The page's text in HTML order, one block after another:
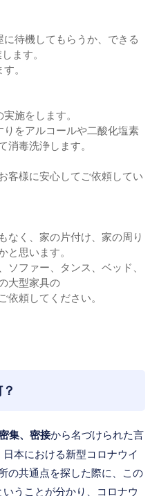
待機してもらうか、できる
ます。
。
施をします。
をアルコールや二酸化塩素
毒洗浄します。
客様に安心してご依頼してい
なく、家の片付け、家の周り
思います。
ファー、タンス、ベッド、
大型家具の
頼してください。
集、密接から名づけられた言
本における新型コロナウイ
の共通点を探した際に、この
うことが分かり、コロナウ